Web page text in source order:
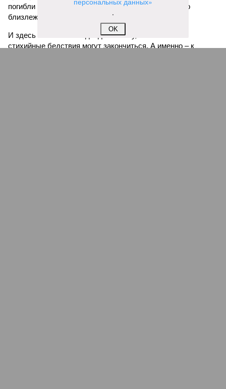
погибли из-за внезапного выброса CO₂, накрывшего
близлежащие деревни.
И здесь мы плавно подходим к тому, чем все эти
стихийные бедствия могут закончиться. А именно – к
.
OK